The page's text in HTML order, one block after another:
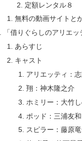
定額レンタル８
無料の動画サイトと
「借りぐらしのアリエ
あらすじ
キャスト
アリエッティ：
翔：神木隆之介
ホミリー：大竹
ポッド：三浦友和
スピラー：藤原